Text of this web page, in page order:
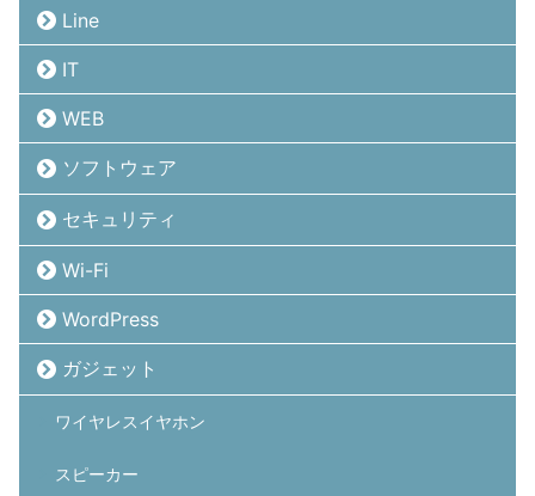
Line
IT
WEB
ソフトウェア
セキュリティ
Wi-Fi
WordPress
ガジェット
ワイヤレスイヤホン
スピーカー